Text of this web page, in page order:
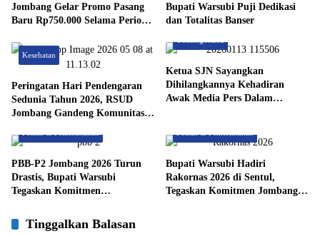
Jombang Gelar Promo Pasang
Baru Rp750.000 Selama Periode
Bupati Warsubi Puji Dedikasi
dan Totalitas Banser
Kesehatan
Peringatan Hari Pendengaran
Sedunia Tahun 2026, RSUD
Jombang Gandeng Komunitas
Uncategorized
Ketua SJN Sayangkan
Dihilangkannya Kehadiran
Awak Media Pers Dalam
Informasi Dipertanyakan
Politik & Pemerintahan
PBB-P2 Jombang 2026 Turun
Drastis, Bupati Warsubi
Tegaskan Komitmen
Politik & Pemerintahan
Bupati Warsubi Hadiri
Rakornas 2026 di Sentul,
Tegaskan Komitmen Jombang
Tinggalkan Balasan